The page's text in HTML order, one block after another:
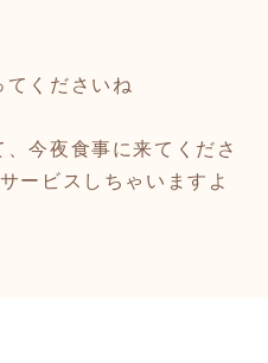
てくださいね
今夜食事に来てくださ
ービスしちゃいますよ